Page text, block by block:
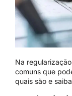
Na
comuns que
quais são e